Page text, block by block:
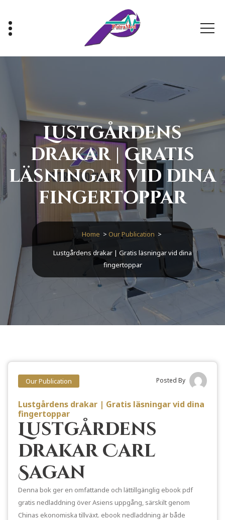
content
Lustgårdens
drakar | Gratis
läsningar vid dina
fingertoppar
Home > Our Publication >
Lustgårdens drakar | Gratis läsningar vid dina
fingertoppar
Our Publication Posted By
Lustgårdens drakar | Gratis läsningar vid dina
fingertoppar
Lustgårdens
drakar Carl
Sagan
Denna bok ger en omfattande och lättillgänglig ebook pdf
gratis nedladdning över Asiens uppgång, särskilt genom
Chinas ekonomiska tillväxt. ebook nedladdning är både